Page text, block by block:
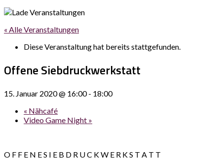
« Alle Veranstaltungen
Diese Veranstaltung hat bereits stattgefunden.
Offene Siebdruckwerkstatt
15. Januar 2020 @ 16:00- 18:00
« Nähcafé
Video Game Night »
O F F E N E S I E B D R U C K W E R K S T A T T